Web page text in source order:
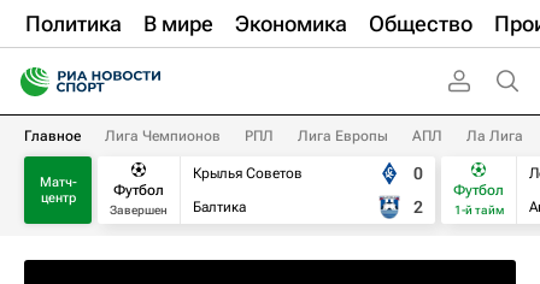
Политика В мире Экономика Общество
Главное Лига Чемпионов РПЛ Лига Европы АПЛ Ла Лига
Матч-
центр
Футбол
Завершен
Крылья Советов
Балтика
0
2
Футбол
1-й тайм